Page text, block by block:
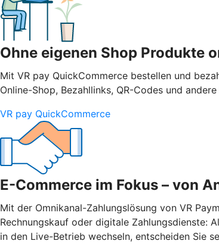
Ohne eigenen Shop Produkte
Mit VR pay QuickCommerce bestellen und
Online-Shop, Bezahllinks, QR-Codes und
VR pay QuickCommerce
E-Commerce im Fokus – von
Mit der Omnikanal-Zahlungslösung von VR
Rechnungskauf oder digitale Zahlungsdienste:
in den Live-Betrieb wechseln, entscheiden Sie